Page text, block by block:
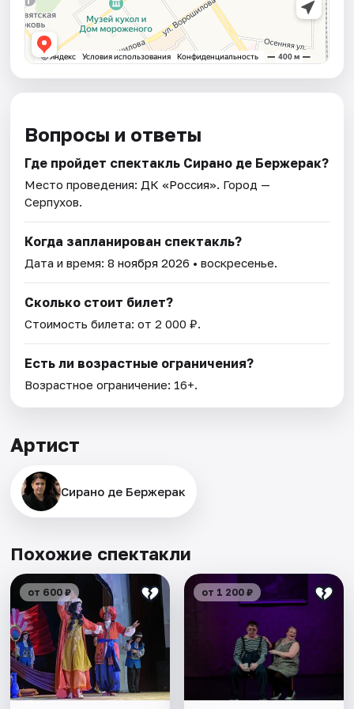
Вопросы и ответы
Где пройдет спектакль Сирано де Бержерак?
Место проведения: ДК «Россия». Город —
Серпухов.
Когда запланирован спектакль?
Дата и время:8 ноября 2026 • воскресенье.
Сколько стоит билет?
Стоимость билета: от 2 000 ₽.
Есть ли возрастные ограничения?
Возрастное ограничение: 16+.
Артист
Сирано де Бержерак
Похожие спектакли
от 600 ₽ от 1 200 ₽